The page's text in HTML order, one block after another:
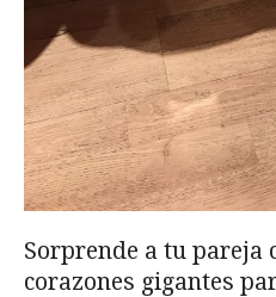
Sorprende a tu pareja
corazones gigantes